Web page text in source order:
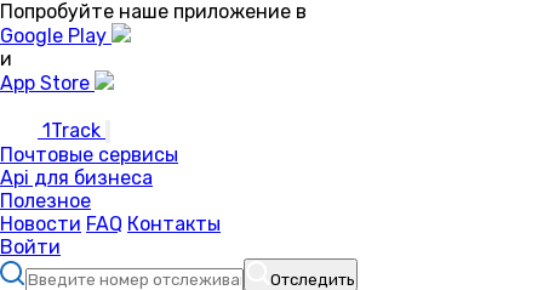
Попробуйте наше приложение в
Google Play
и
App Store
1Track
Почтовые сервисы
Api для бизнеса
Полезное
Новости FAQ Контакты
Войти
Отследить